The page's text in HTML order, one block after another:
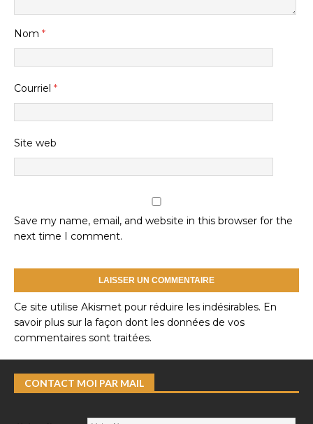
Nom *
Courriel *
Site web
Save my name, email, and website in this browser for the
next time I comment.
Ce site utilise Akismet pour réduire les indésirables. En
savoir plus sur la façon dont les données de vos
commentaires sont traitées.
CONTACT MOI PAR MAIL